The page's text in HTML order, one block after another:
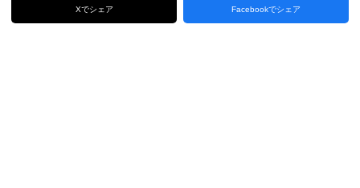
Xでシェア Facebookでシェア